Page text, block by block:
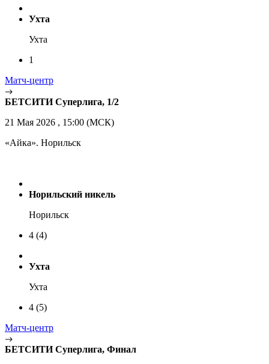
Ухта
Ухта
1
Матч-центр
БЕТСИТИ Суперлига, 1/2
21 Мая 2026 , 15:00 (МСК)
«Айка». Норильск
Норильский никель
Норильск
4 (4)
Ухта
Ухта
4 (5)
Матч-центр
БЕТСИТИ Суперлига, Финал